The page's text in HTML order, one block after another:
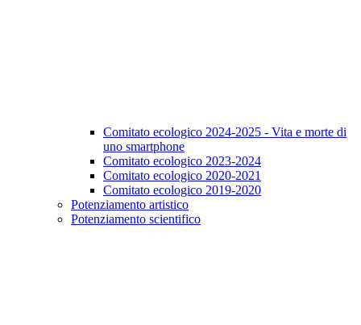
Comitato ecologico 2024-2025 - Vita e morte di
uno smartphone
Comitato ecologico 2023-2024
Comitato ecologico 2020-2021
Comitato ecologico 2019-2020
Potenziamento artistico
Potenziamento scientifico